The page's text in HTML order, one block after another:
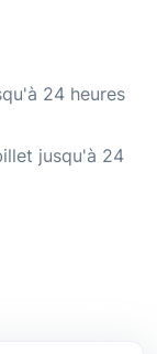
24 heures
jusqu'à 24